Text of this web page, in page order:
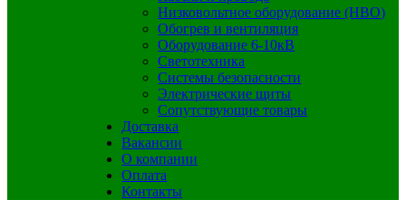
Низковольтное оборудование (НВО)
Обогрев и вентиляция
Оборудование 6-10кВ
Светотехника
Системы безопасности
Электрические щиты
Сопутствующие товары
Доставка
Вакансии
О компании
Оплата
Контакты